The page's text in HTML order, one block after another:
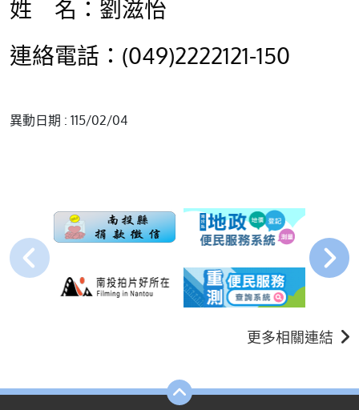
姓 名：劉滋怡
連絡電話：(049)2222121-150
異動日期 : 115/02/04
更多相關連結